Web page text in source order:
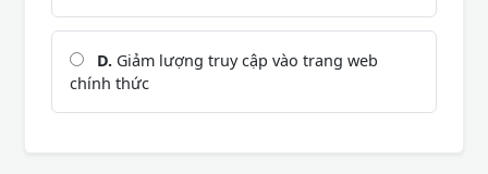
D. Giảm lượng truy cập vào trang web
chính thức